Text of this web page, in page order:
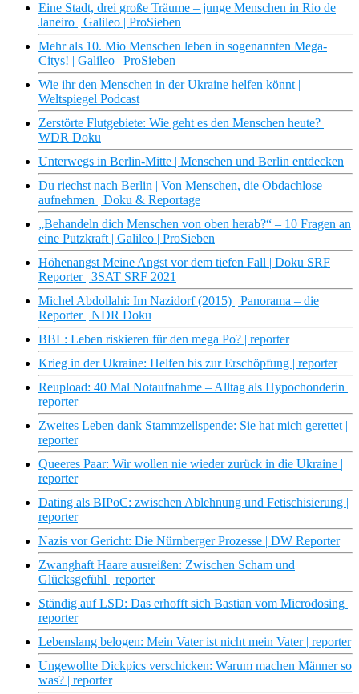
Eine Stadt, drei große Träume – junge Menschen in Rio de
Janeiro | Galileo | ProSieben
Mehr als 10. Mio Menschen leben in sogenannten Mega-
Citys! | Galileo | ProSieben
Wie ihr den Menschen in der Ukraine helfen könnt |
Weltspiegel Podcast
Zerstörte Flutgebiete: Wie geht es den Menschen heute? |
WDR Doku
Unterwegs in Berlin-Mitte | Menschen und Berlin entdecken
Du riechst nach Berlin | Von Menschen, die Obdachlose
aufnehmen | Doku & Reportage
„Behandeln dich Menschen von oben herab?“ – 10 Fragen an
eine Putzkraft | Galileo | ProSieben
Höhenangst Meine Angst vor dem tiefen Fall | Doku SRF
Reporter | 3SAT SRF 2021
Michel Abdollahi: Im Nazidorf (2015) | Panorama – die
Reporter | NDR Doku
BBL: Leben riskieren für den mega Po? | reporter
Krieg in der Ukraine: Helfen bis zur Erschöpfung | reporter
Reupload: 40 Mal Notaufnahme – Alltag als Hypochonderin |
reporter
Zweites Leben dank Stammzellspende: Sie hat mich gerettet |
reporter
Queeres Paar: Wir wollen nie wieder zurück in die Ukraine |
reporter
Dating als BIPoC: zwischen Ablehnung und Fetischisierung |
reporter
Nazis vor Gericht: Die Nürnberger Prozesse | DW Reporter
Zwanghaft Haare ausreißen: Zwischen Scham und
Glücksgefühl | reporter
Ständig auf LSD: Das erhofft sich Bastian vom Microdosing |
reporter
Lebenslang belogen: Mein Vater ist nicht mein Vater | reporter
Ungewollte Dickpics verschicken: Warum machen Männer so
was? | reporter